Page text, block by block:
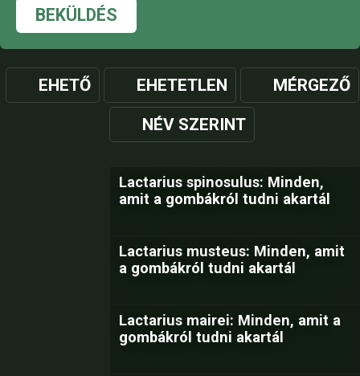
BEKÜLDÉS
EHETŐ EHETETLEN MÉRGEZŐ
NÉV SZERINT
Lactarius spinosulus: Minden,
amit a gombákról tudni akartál
Lactarius musteus: Minden, amit
a gombákról tudni akartál
Lactarius mairei: Minden, amit a
gombákról tudni akartál